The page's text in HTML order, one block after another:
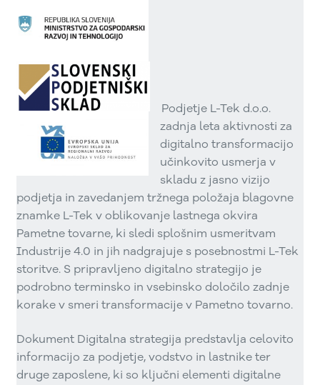
Podjetje L-Tek d.o.o.
zadnja leta aktivnosti za
digitalno transformacijo
učinkovito usmerja v
skladu z jasno vizijo
podjetja in zavedanjem tržnega položaja blagovne
znamke L-Tek v oblikovanje lastnega okvira
Pametne tovarne, ki sledi splošnim usmeritvam
Industrije 4.0 in jih nadgrajuje s posebnostmi L-Tek
storitve. S pripravljeno digitalno strategijo je
podrobno terminsko in vsebinsko določilo zadnje
korake v smeri transformacije v Pametno tovarno.
Dokument Digitalna strategija predstavlja celovito
informacijo za podjetje, vodstvo in lastnike ter
druge zaposlene, ki so ključni elementi digitalne